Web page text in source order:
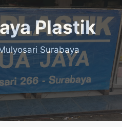
Plastik
Surabaya